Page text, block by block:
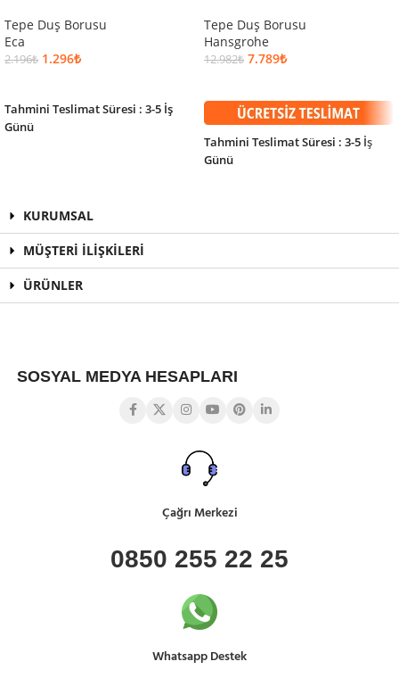
Tepe Duş Borusu
Eca
2.196₺ 1.296₺
Tahmini Teslimat Süresi : 3-5 İş
Günü
Tepe Duş Borusu
Hansgrohe
12.982₺ 7.789₺
Tahmini Teslimat Süresi : 3-5 İş
Günü
KURUMSAL
MÜŞTERİ İLİŞKİLERİ
ÜRÜNLER
SOSYAL MEDYA HESAPLARI
Çağrı Merkezi
0850 255 22 25
Whatsapp Destek